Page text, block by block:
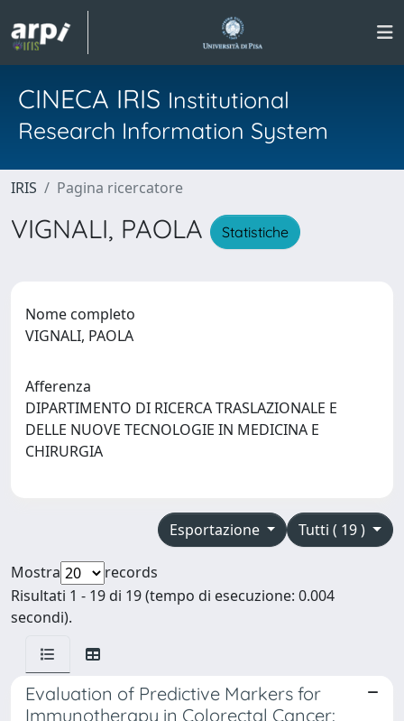
CINECA IRIS Institutional
Research Information System
IRIS Pagina ricercatore
VIGNALI, PAOLA Statistiche
Nome completo
VIGNALI, PAOLA
Afferenza
DIPARTIMENTO DI RICERCA TRASLAZIONALE E
DELLE NUOVE TECNOLOGIE IN MEDICINA E
CHIRURGIA
Tutti ( 19 )
Esportazione
Mostra
records
Risultati 1 - 19 di 19 (tempo di esecuzione: 0.004
secondi).
Evaluation of Predictive Markers for
Immunotherapy in Colorectal Cancer: